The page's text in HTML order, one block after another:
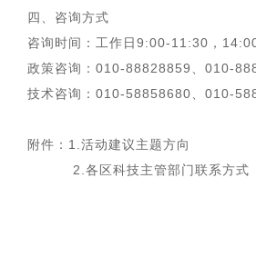
四、咨询方式
咨询时间：工作日9:00-11:30，
政策咨询：010-88828859、010-
技术咨询：010-58858680、010-
附件：1.活动建议主题方向
2.各区科技主管部门联系方式